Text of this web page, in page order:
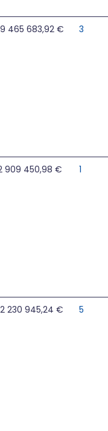
465 683,92 € 3
909 450,98 € 1
230 945,24 € 5